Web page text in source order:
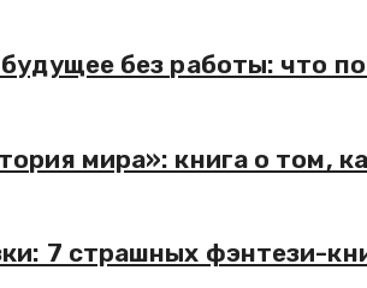
без работы: что
мира»: книга о том,
7 страшных фэнтези-